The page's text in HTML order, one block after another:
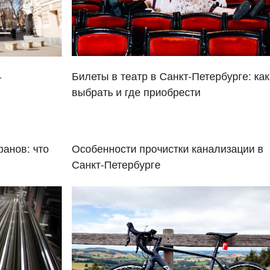
Билеты в театр в Санкт-Петербурге: как
выбрать и где приобрести
что
Особенности прочистки канализации в
Санкт-Петербурге